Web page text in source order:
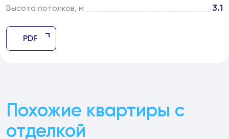
Высота потолков, м 3.1
PDF
Похожие квартиры с
отделкой